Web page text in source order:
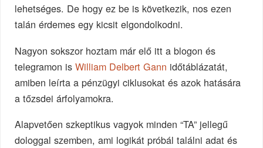
lehetséges. De hogy ez be is következik, nos ezen
talán érdemes egy kicsit elgondolkodni.
Nagyon sokszor hoztam már elő itt a blogon és
telegramon isWilliam Delbert Gann időtáblázatát,
amiben leírta a pénzügyi ciklusokat és azok hatására
a tőzsdei árfolyamokra.
Alapvetően szkeptikus vagyok minden “TA” jellegű
dologgal szemben, ami logikát próbál találni adat és